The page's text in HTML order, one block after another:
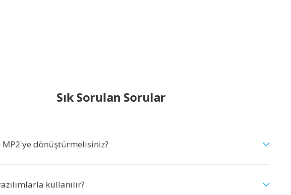
Sık Sorulan Sorular
MP2'ye dönüştürmelisiniz?
kullanılır?